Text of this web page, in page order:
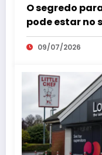
O segredo
pode estar no
especialistas
09/07/2026